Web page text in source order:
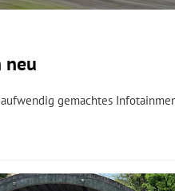
neu
gemachtes